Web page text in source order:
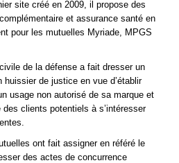
site créé en 2009, il propose des
et assurance santé en
pour les mutuelles Myriade, MPGS
de la défense a fait dresser un
de justice en vue d’établir
usage non autorisé de sa marque et
clients potentiels à s’intéresser
ont fait assigner en référé le
des actes de concurrence